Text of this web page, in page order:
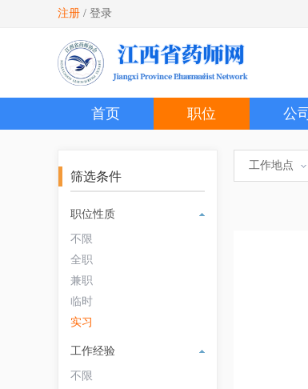
注册 / 登录
首页 职位 公司
筛选条件
职位性质
不限
全职
兼职
临时
实习
工作经验
不限
工作地点